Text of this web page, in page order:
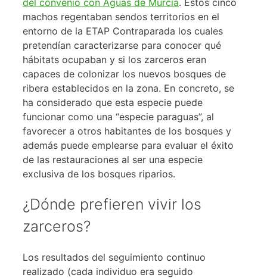
del convenio con Aguas de Murcia. Estos cinco
machos regentaban sendos territorios en el
entorno de la ETAP Contraparada los cuales
pretendían caracterizarse para conocer qué
hábitats ocupaban y si los zarceros eran
capaces de colonizar los nuevos bosques de
ribera establecidos en la zona. En concreto, se
ha considerado que esta especie puede
funcionar como una “especie paraguas”, al
favorecer a otros habitantes de los bosques y
además puede emplearse para evaluar el éxito
de las restauraciones al ser una especie
exclusiva de los bosques riparios.
¿Dónde prefieren vivir los
zarceros?
Los resultados del seguimiento continuo
realizado (cada individuo era seguido